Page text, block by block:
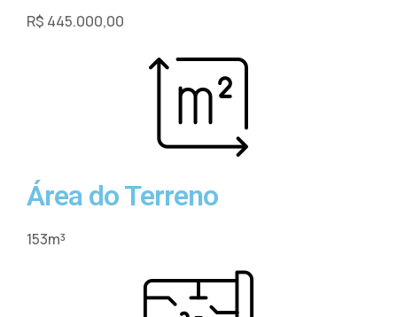
Rua Armindo Prass - L05D
Loteamento Baio
Bairro Andorinha